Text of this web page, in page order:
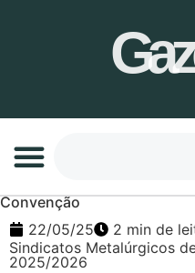
Convenção
22/05/25
2 min de
Sindicatos Metalúrgicos
2025/2026